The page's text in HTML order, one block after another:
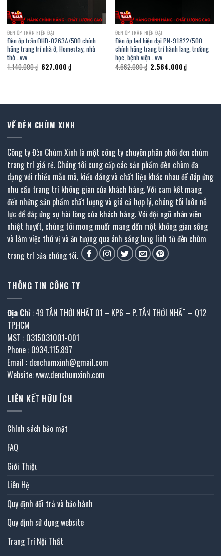
ĐÈN ỐP TRẦN HIỆN ĐẠI
Đèn ốp trần OHD-0263A/500 chính
hãng trang trí nhà ở, Homestay, nhà
thờ…vvv
1.140.000₫ Giá
gốc
627.000 ₫Giá
hiện
ĐÈN ỐP TRẦN HIỆN ĐẠI
Đèn ốp led hiện đại PN-91822/500
chính hãng trang trí hành lang, trường
học, bệnh viện…vvv
4.662.000₫ Giá
gốc
2.564.000 ₫Giá
hiện
VỀ ĐÈN CHÙM XINH
Công ty Đèn Chùm Xinh là một công ty chuyên phân phối đèn chùm
trang trí giá rẻ. Chúng tôi cung cấp các sản phẩm đèn chùm đa
dạng với nhiều mẫu mã, kiểu dáng và chất liệu khác nhau để đáp ứng
nhu cầu trang trí không gian của khách hàng. Với cam kết mang
đến những sản phẩm chất lượng và giá cả hợp lý, chúng tôi luôn nỗ
lực để đáp ứng sự hài lòng của khách hàng. Với đội ngũ nhân viên
nhiệt huyết, chúng tôi mong muốn mang đến một không gian sống
và làm việc thú vị và ấn tượng qua ánh sáng lung linh từ đèn chùm
trang trí của chúng tôi.
THÔNG TIN CÔNG TY
Địa Chỉ : 49 TÂN THỚI NHẤT 01 – KP6 – P. TÂN THỚI NHẤT – Q12
TP.HCM
MST : 0315031001-001
Phone : 0934.115.897
Email : denchumxinh@gmail.com
Website: www.denchumxinh.com
LIÊN KẾT HỮU ÍCH
Chính sách bảo mật
FAQ
Giới Thiệu
Liên Hệ
Quy định đổi trả và bảo hành
Quy định sử dụng website
Trang Trí Nội Thất